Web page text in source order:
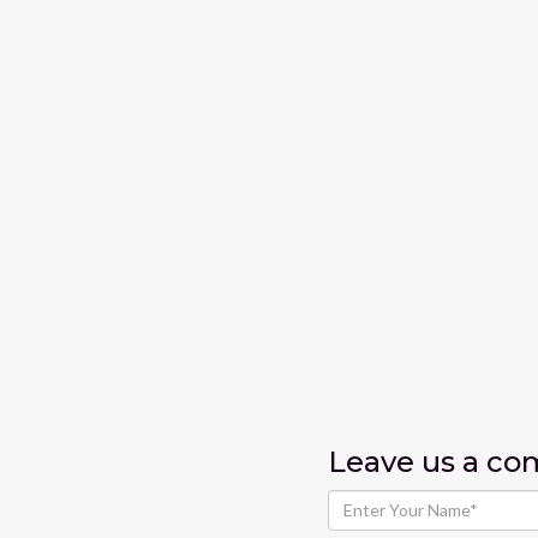
Leave us a